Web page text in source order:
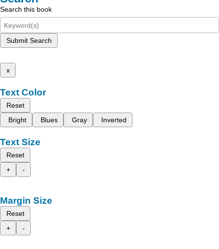
Search this book
Submit Search
x
Text Color
Reset
Bright
Blues Gray Inverted
Text Size
Reset
+
-
Margin Size
Reset
+
-